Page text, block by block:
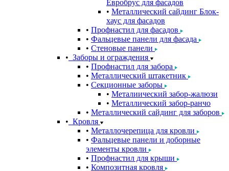
Евробрус для фасадов
Металлический сайдинг Блок-
хаус для фасадов
Профнастил для фасадов
Фальцевые панели для фасада
Стеновые панели
Заборы и ограждения
Профнастил для забора
Металлический штакетник
Секционные заборы
Металиический забор-жалюзи
Металлический забор-ранчо
Металлический сайдинг для заборов
Кровля
Металлочерепица для кровли
Фальцевые панели и доборные
элементы кровли
Профнастил для крыши
Композитная кровля